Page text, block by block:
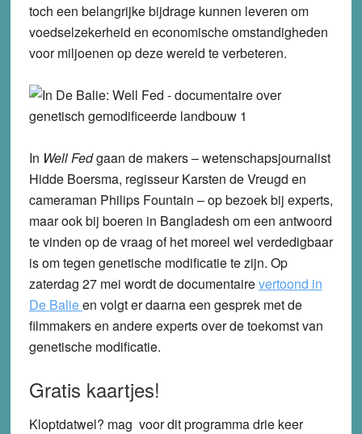
toch een belangrijke bijdrage kunnen leveren om
voedselzekerheid en economische omstandigheden
voor miljoenen op deze wereld te verbeteren.
In Well Fedgaan de makers – wetenschapsjournalist
Hidde Boersma, regisseur Karsten de Vreugd en
cameraman Philips Fountain – op bezoek bij experts,
maar ook bij boeren in Bangladesh om een antwoord
te vinden op de vraag of het moreel wel verdedigbaar
is om tegen genetische modificatie te zijn. Op
zaterdag 27 mei wordt de documentairevertoond in
De Balieen volgt er daarna een gesprek met de
filmmakers en andere experts over de toekomst van
genetische modificatie.
Gratis kaartjes!
Kloptdatwel? mag voor dit programma drie keer